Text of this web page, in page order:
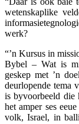
wetenskaplike
werk?
“’n Kursus in
Bybel – Wat is
geskep met ’n
deurlopende tema
is byvoorbeeld die
het amper ses
volk, Israel, in